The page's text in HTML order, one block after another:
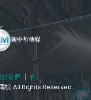
於我們
媒 All Rights Reserved.